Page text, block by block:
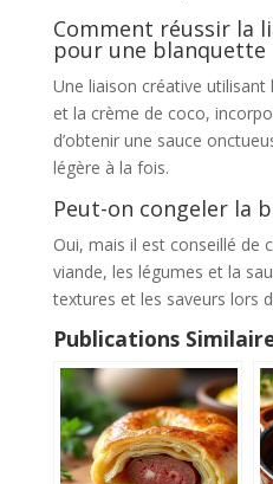
Comment réussir la
pour une blanquette
Une liaison créative utilisant
et la crème de coco,
d’obtenir une sauce
légère à la fois.
Peut-on congeler la
Oui, mais il est conseillé de
viande, les légumes et la
textures et les saveurs lors
Publications